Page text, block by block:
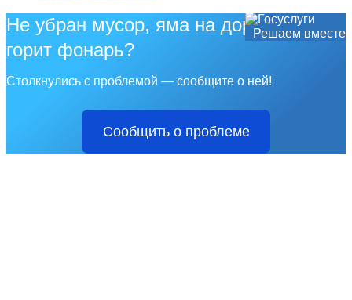
Решаем вместе
Не убран мусор, яма на дороге, не
горит фонарь?
Столкнулись с проблемой — сообщите о ней!
Сообщить о проблеме